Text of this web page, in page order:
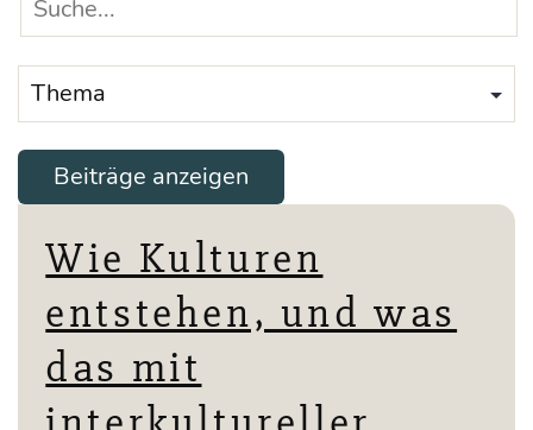
Wie Kulturen
entstehen, und was
das mit